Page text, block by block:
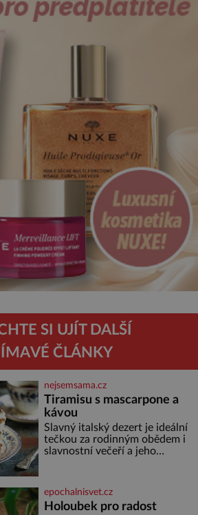
SI UJÍT DALŠÍ
ČLÁNKY
nejsemsama.cz
Tiramisu s mascarpone a
kávou
Slavný italský dezert je ideální
tečkou za rodinným obědem i
slavnostní večeří a jeho
osoby: 250 g mascarpone 3
vejce 80 g cukru 200 g
cukrářských piškotů 250 ml
epochalnisvet.cz
Holoubek pro radost